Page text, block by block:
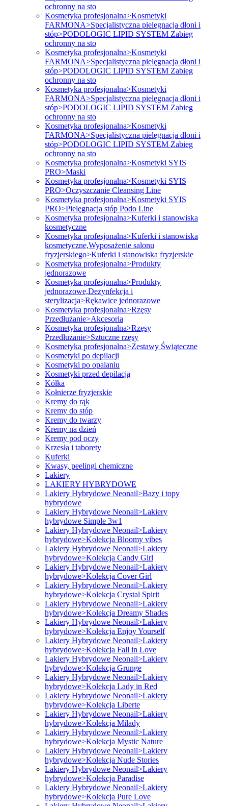
ochronny na sto
Kosmetyka profesjonalna>Kosmetyki
FARMONA>Specjalistyczna pielęgnacja dłoni i
stóp>PODOLOGIC LIPID SYSTEM Zabieg
ochronny na sto
Kosmetyka profesjonalna>Kosmetyki
FARMONA>Specjalistyczna pielęgnacja dłoni i
stóp>PODOLOGIC LIPID SYSTEM Zabieg
ochronny na sto
Kosmetyka profesjonalna>Kosmetyki
FARMONA>Specjalistyczna pielęgnacja dłoni i
stóp>PODOLOGIC LIPID SYSTEM Zabieg
ochronny na sto
Kosmetyka profesjonalna>Kosmetyki
FARMONA>Specjalistyczna pielęgnacja dłoni i
stóp>PODOLOGIC LIPID SYSTEM Zabieg
ochronny na sto
Kosmetyka profesjonalna>Kosmetyki SYIS
PRO>Maski
Kosmetyka profesjonalna>Kosmetyki SYIS
PRO>Oczyszczanie Cleansing Line
Kosmetyka profesjonalna>Kosmetyki SYIS
PRO>Pielęgnacja stóp Podo Line
Kosmetyka profesjonalna>Kuferki i stanowiska
kosmetyczne
Kosmetyka profesjonalna>Kuferki i stanowiska
kosmetyczne,Wyposażenie salonu
fryzjerskiego>Kuferki i stanowiska fryzjerskie
Kosmetyka profesjonalna>Produkty
jednorazowe
Kosmetyka profesjonalna>Produkty
jednorazowe,Dezynfekcja i
sterylizacja>Rękawice jednorazowe
Kosmetyka profesjonalna>Rzęsy
Przedłużanie>Akcesoria
Kosmetyka profesjonalna>Rzęsy
Przedłużanie>Sztuczne rzęsy
Kosmetyka profesjonalna>Zestawy Świąteczne
Kosmetyki po depilacji
Kosmetyki po opalaniu
Kosmetyki przed depilacją
Kółka
Kołnierze fryzjerskie
Kremy do rąk
Kremy do stóp
Kremy do twarzy
Kremy na dzień
Kremy pod oczy
Krzesła i taborety
Kuferki
Kwasy, peelingi chemiczne
Lakiery
LAKIERY HYBRYDOWE
Lakiery Hybrydowe Neonail>Bazy i topy
hybrydowe
Lakiery Hybrydowe Neonail>Lakiery
hybrydowe Simple 3w1
Lakiery Hybrydowe Neonail>Lakiery
hybrydowe>Kolekcja Bloomy vibes
Lakiery Hybrydowe Neonail>Lakiery
hybrydowe>Kolekcja Candy Girl
Lakiery Hybrydowe Neonail>Lakiery
hybrydowe>Kolekcja Cover Girl
Lakiery Hybrydowe Neonail>Lakiery
hybrydowe>Kolekcja Crystal Spirit
Lakiery Hybrydowe Neonail>Lakiery
hybrydowe>Kolekcja Dreamy Shades
Lakiery Hybrydowe Neonail>Lakiery
hybrydowe>Kolekcja Enjoy Yourself
Lakiery Hybrydowe Neonail>Lakiery
hybrydowe>Kolekcja Fall in Love
Lakiery Hybrydowe Neonail>Lakiery
hybrydowe>Kolekcja Grunge
Lakiery Hybrydowe Neonail>Lakiery
hybrydowe>Kolekcja Lady in Red
Lakiery Hybrydowe Neonail>Lakiery
hybrydowe>Kolekcja Liberte
Lakiery Hybrydowe Neonail>Lakiery
hybrydowe>Kolekcja Milady
Lakiery Hybrydowe Neonail>Lakiery
hybrydowe>Kolekcja Mystic Nature
Lakiery Hybrydowe Neonail>Lakiery
hybrydowe>Kolekcja Nude Stories
Lakiery Hybrydowe Neonail>Lakiery
hybrydowe>Kolekcja Paradise
Lakiery Hybrydowe Neonail>Lakiery
hybrydowe>Kolekcja Pure Love